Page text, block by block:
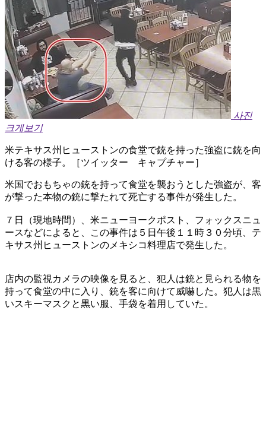
사진
크게보기
米テキサス州ヒューストンの食堂で銃を持った強盗に銃を向
ける客の様子。［ツイッター キャプチャー］
米国でおもちゃの銃を持って食堂を襲おうとした強盗が、客
が撃った本物の銃に撃たれて死亡する事件が発生した。
７日（現地時間）、米ニューヨークポスト、フォックスニュ
ースなどによると、この事件は５日午後１１時３０分頃、テ
キサス州ヒューストンのメキシコ料理店で発生した。
店内の監視カメラの映像を見ると、犯人は銃と見られる物を
持って食堂の中に入り、銃を客に向けて威嚇した。犯人は黒
いスキーマスクと黒い服、手袋を着用していた。